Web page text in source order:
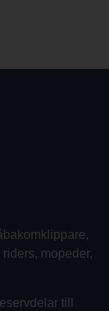
mopeder,
till